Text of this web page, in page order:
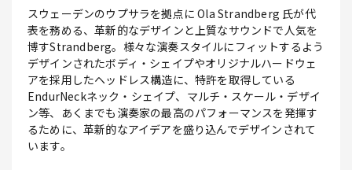
スウェーデンのウプサラを拠点に Ola Strandberg 氏が代
表を務める、革新的なデザインと上質なサウンドで人気を
博すStrandberg。様々な演奏スタイルにフィットするよう
デザインされたボディ・シェイプやオリジナルハードウェ
アを採用したヘッドレス構造に、特許を取得している
EndurNeckネック・シェイプ、マルチ・スケール・デザイ
ン等、あくまでも演奏家の最高のパフォーマンスを発揮す
るために、革新的なアイデアを盛り込んでデザインされて
います。